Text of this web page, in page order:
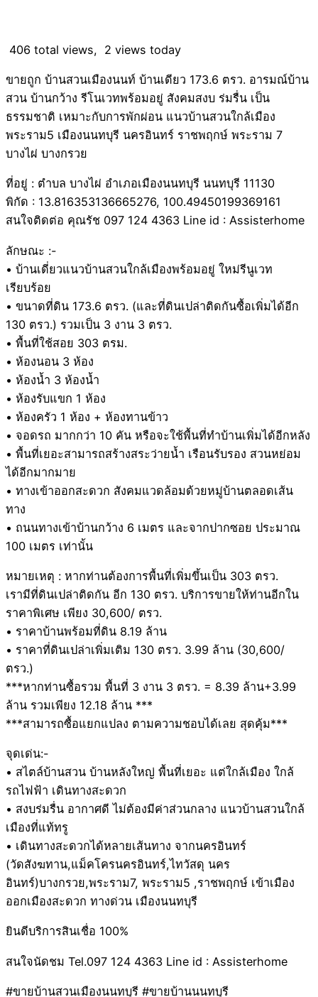
406 total views, 2 views today
ขายถูก บ้านสวนเมืองนนท์ บ้านเดียว 173.6 ตรว. อารมณ์บ้าน
สวน บ้านกว้าง รีโนเวทพร้อมอยู่ สังคมสงบ ร่มรื่น เป็น
ธรรมชาติ เหมาะกับการพักผ่อน แนวบ้านสวนใกล้เมือง
พระราม5 เมืองนนทบุรี นครอินทร์ ราชพฤกษ์ พระราม 7
บางไผ่ บางกรวย
ที่อยู่ : ตำบล บางไผ่ อำเภอเมืองนนทบุรี นนทบุรี 11130
พิกัด : 13.816353136665276, 100.49450199369161
สนใจติดต่อ คุณรัช 097 124 4363 Line id : Assisterhome
ลักษณะ :-
• บ้านเดี่ยวแนวบ้านสวนใกล้เมืองพร้อมอยู่ ใหม่รีนูเวท
เรียบร้อย
• ขนาดที่ดิน 173.6 ตรว. (และที่ดินเปล่าติดกันซื้อเพิ่มได้อีก
130 ตรว.) รวมเป็น 3 งาน 3 ตรว.
• พื้นที่ใช้สอย 303 ตรม.
• ห้องนอน 3 ห้อง
• ห้องน้ำ 3 ห้องน้ำ
• ห้องรับแขก 1 ห้อง
• ห้องครัว 1 ห้อง + ห้องทานข้าว
• จอดรถ มากกว่า 10 คัน หรือจะใช้พื้นที่ทำบ้านเพิ่มได้อีกหลัง
• พื้นที่เยอะสามารถสร้างสระว่ายน้ำ เรือนรับรอง สวนหย่อม
ได้อีกมากมาย
• ทางเข้าออกสะดวก สังคมแวดล้อมด้วยหมู่บ้านตลอดเส้น
ทาง
• ถนนทางเข้าบ้านกว้าง 6 เมตร และจากปากซอย ประมาณ
100 เมตร เท่านั้น
หมายเหตุ : หากท่านต้องการพื้นที่เพิ่มขึ้นเป็น 303 ตรว.
เรามีที่ดินเปล่าติดกัน อีก 130 ตรว. บริการขายให้ท่านอีกใน
ราคาพิเศษ เพียง 30,600/ ตรว.
• ราคาบ้านพร้อมที่ดิน 8.19 ล้าน
• ราคาที่ดินเปล่าเพิ่มเติม 130 ตรว. 3.99 ล้าน (30,600/
ตรว.)
***หากท่านซื้อรวม พื้นที่ 3 งาน 3 ตรว. = 8.39 ล้าน+3.99
ล้าน รวมเพียง 12.18 ล้าน ***
***สามารถซื้อแยกแปลง ตามความชอบได้เลย สุดคุ้ม***
จุดเด่น:-
• สไตล์บ้านสวน บ้านหลังใหญ่ พื้นที่เยอะ แต่ใกล้เมือง ใกล้
รถไฟฟ้า เดินทางสะดวก
• สงบร่มรื่น อากาศดี ไม่ต้องมีค่าส่วนกลาง แนวบ้านสวนใกล้
เมืองที่แท้ทรู
• เดินทางสะดวกได้หลายเส้นทาง จากนครอินทร์
(วัดสังฆทาน,แม็คโครนครอินทร์,ไทวัสดุ นคร
อินทร์)บางกรวย,พระราม7, พระราม5 ,ราชพฤกษ์ เข้าเมือง
ออกเมืองสะดวก ทางด่วน เมืองนนทบุรี
ยินดีบริการสินเชื่อ 100%
สนใจนัดชม Tel.097 124 4363 Line id : Assisterhome
#ขายบ้านสวนเมืองนนทบุรี #ขายบ้านนนทบุรี